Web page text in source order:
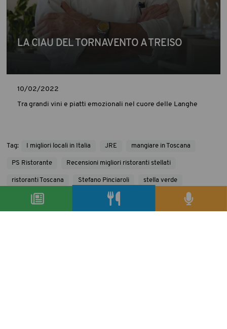
LA CIAU DEL TORNAVENTO A TREISO
10/02/2022
Tra grandi vini e piatti emozionali nel cuore delle Langhe
Tag: I migliori locali in Italia JRE mangiare in Toscana
PS Ristorante Recensioni migliori ristoranti stellati
ristoranti Toscana Stefano Pinciaroli stella verde
Tenuta Petriolo